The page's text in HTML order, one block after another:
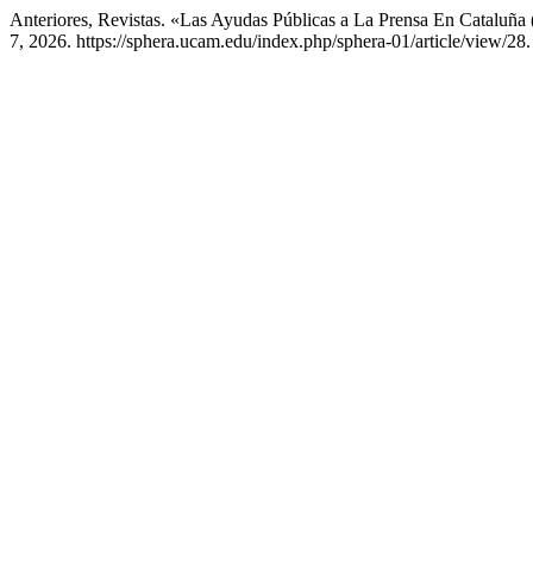
Anteriores, Revistas. «Las Ayudas Públicas a La Prensa En
7, 2026. https://sphera.ucam.edu/index.php/sphera-01/article/view/28.